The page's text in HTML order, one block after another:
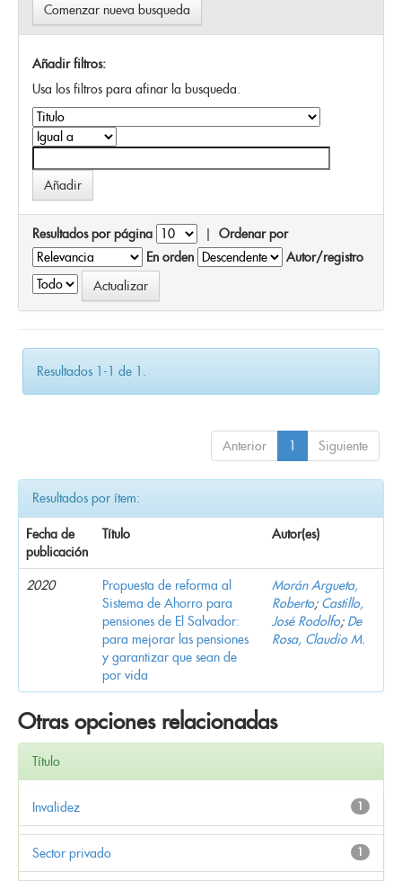
Comenzar nueva busqueda
Añadir filtros:
Usa los filtros para afinar la busqueda.
Resultados por página | Ordenar por
En orden
Autor/registro
Resultados 1-1 de 1.
Anterior 1 Siguiente
Resultados por ítem:
Fecha de
publicación
Título Autor(es)
2020
Propuesta de reforma al
Sistema de Ahorro para
pensiones de El Salvador:
para mejorar las pensiones
y garantizar que sean de
por vida
Morán Argueta,
Roberto; Castillo,
José Rodolfo; De
Rosa, Claudio M.
Otras opciones relacionadas
Título
1
Invalidez
1
Sector privado